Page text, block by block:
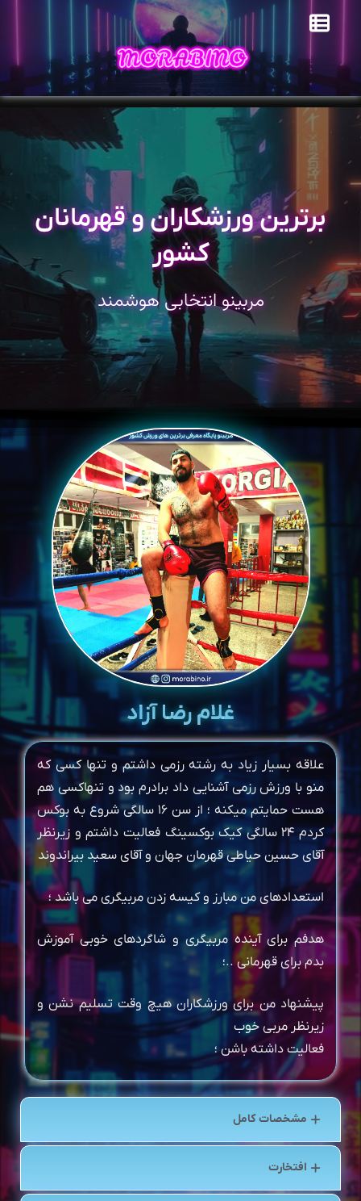
برترین ورزشکاران و قهرمانان
کشور
مربینو انتخابی هوشمند
غلام رضا آزاد
علاقه بسیار زیاد به رشته رزمی داشتم و تنها کسی که
منو با ورزش رزمی آشنایی داد برادرم بود و تنهاکسی هم
هست حمایتم میکنه ؛ از سن ۱۶ سالگی شروع به بوکس
کردم ۲۴ سالگی کیک بوکسینگ فعالیت داشتم و زیرنظر
آقای حسین حیاطی قهرمان جهان و آقای سعید بیراندوند
استعدادهای من مبارز و کیسه زدن مربیگری می باشد ؛
هدفم برای آینده مربیگری و شاگردهای خوبی آموزش
بدم برای قهرمانی ..؛
پیشنهاد من برای ورزشکاران هیچ وقت تسلیم نشن و
زیرنظر مربی خوب
فعالیت داشته باشن ؛
مشخصات کامل
افتخارت